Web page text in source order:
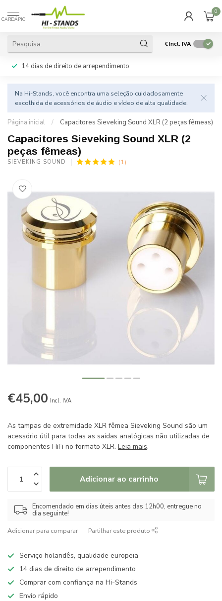
CARDÁPIO
0
€Incl. IVA
14 dias de direito de arrependimento
Na Hi-Stands, você encontra uma seleção cuidadosamente
escolhida de acessórios de áudio e vídeo de alta qualidade.
Página inicial / Capacitores Sieveking Sound XLR (2 peças fêmeas)
Capacitores Sieveking Sound XLR (2
peças fêmeas)
SIEVEKING SOUND (1)
€45,00 Incl. IVA
As tampas de extremidade XLR fêmea Sieveking Sound são um
acessório útil para todas as saídas analógicas não utilizadas de
componentes HiFi no formato XLR. Leia mais.
Adicionar ao carrinho
Encomendado em dias úteis antes das 12h00, entregue no
dia seguinte!
Adicionar para comparar Partilhar este produto
Serviço holandês, qualidade europeia
14 dias de direito de arrependimento
Comprar com confiança na Hi-Stands
Envio rápido